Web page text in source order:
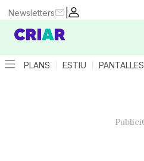
|
Newsletters
PLANS ESTIU PANTALLES